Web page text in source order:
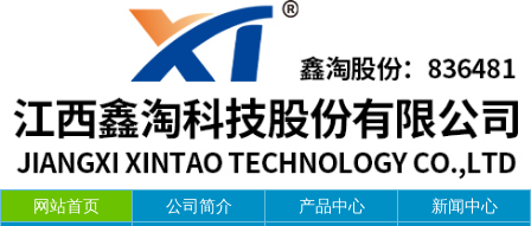
网站首页 公司简介 产品中心
新闻中心